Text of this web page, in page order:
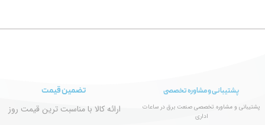
پشتیبانی و مشاوره تخصصی
پشتیبانی و مشاوره تخصصی صنعت برق در ساعات
اداری
تضمین قیمت
ارائه کالا با مناسبت ترین قیمت روز